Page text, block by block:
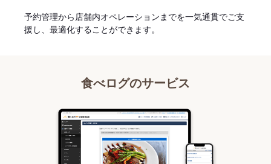
予約管理から店舗内オペレーションまでを一気通貫でご支
援し、最適化することができます。
食べログのサービス